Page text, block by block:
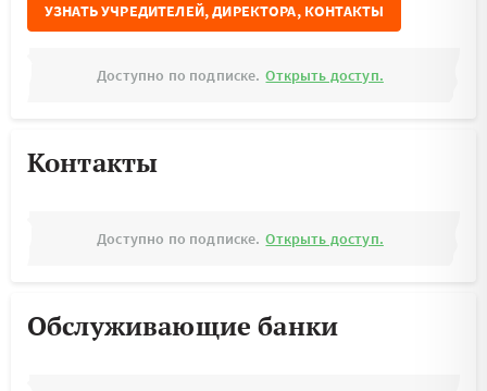
УЗНАТЬ УЧРЕДИТЕЛЕЙ, ДИРЕКТОРА, КОНТАКТЫ
Доступно по подписке. Открыть доступ.
Контакты
Доступно по подписке. Открыть доступ.
Обслуживающие банки